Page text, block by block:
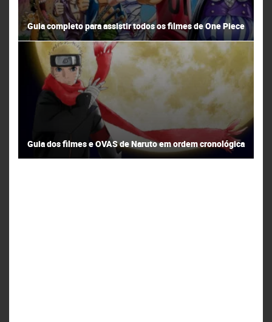
Guia completo para assistir todos os filmes de One Piece
Guia dos filmes e OVAS de Naruto em ordem cronológica